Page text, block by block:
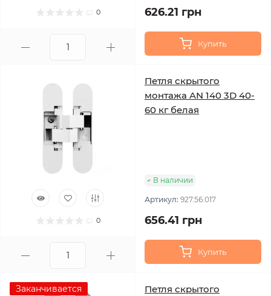
0 626.21 грн
Купить
0
Петля скрытого
монтажа AN 140 3D 40-
60 кг белая
В наличии
Артикул: 927.56.017
656.41 грн
Купить
Заканчивается
Петля скрытого